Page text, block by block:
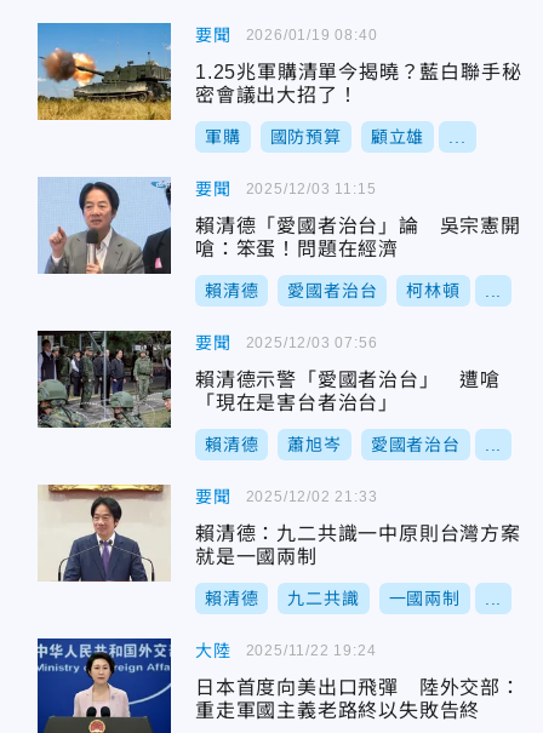
要聞
1.25兆軍購清單今揭曉？藍白聯手秘
密會議出大招了！
軍購 國防預算 顧立雄
2026/01/19 08:40
要聞
賴清德「愛國者治台」論 吳宗憲開
嗆：笨蛋！問題在經濟
賴清德 愛國者治台 柯林頓
2025/12/03 11:15
要聞
賴清德示警「愛國者治台」 遭嗆
「現在是害台者治台」
賴清德 蕭旭岑 愛國者治台
2025/12/03 07:56
要聞
賴清德：九二共識一中原則台灣方案
就是一國兩制
賴清德 九二共識 一國兩制
2025/12/02 21:33
大陸
日本首度向美出口飛彈 陸外交部：
重走軍國主義老路終以失敗告終
2025/11/22 19:24